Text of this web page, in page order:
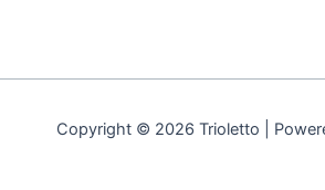
Copyright © 2026 Trioletto |